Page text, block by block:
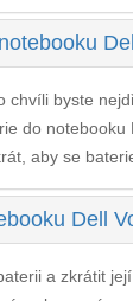
byste
do notebooku
aby se
Dell
a zkrátit její